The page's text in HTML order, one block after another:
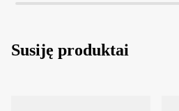
Susiję produktai